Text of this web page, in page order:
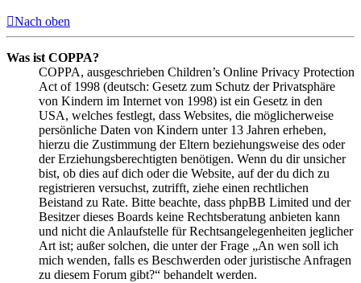
Nach oben
Was ist COPPA?
COPPA, ausgeschrieben Children’s Online Privacy Protection
Act of 1998 (deutsch: Gesetz zum Schutz der Privatsphäre
von Kindern im Internet von 1998) ist ein Gesetz in den
USA, welches festlegt, dass Websites, die möglicherweise
persönliche Daten von Kindern unter 13 Jahren erheben,
hierzu die Zustimmung der Eltern beziehungsweise des oder
der Erziehungsberechtigten benötigen. Wenn du dir unsicher
bist, ob dies auf dich oder die Website, auf der du dich zu
registrieren versuchst, zutrifft, ziehe einen rechtlichen
Beistand zu Rate. Bitte beachte, dass phpBB Limited und der
Besitzer dieses Boards keine Rechtsberatung anbieten kann
und nicht die Anlaufstelle für Rechtsangelegenheiten jeglicher
Art ist; außer solchen, die unter der Frage „An wen soll ich
mich wenden, falls es Beschwerden oder juristische Anfragen
zu diesem Forum gibt?“ behandelt werden.